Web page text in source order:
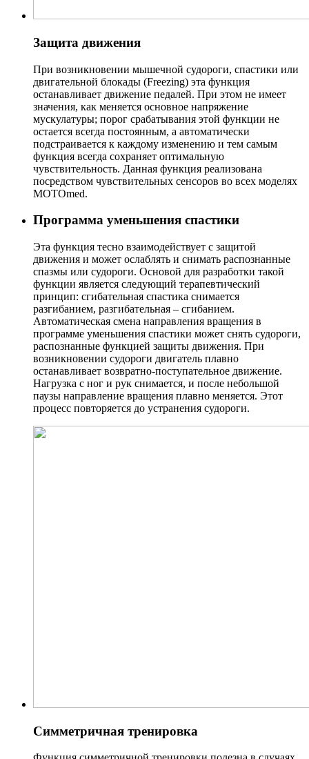
Защита движения
При возникновении мышечной судороги, спастики или
двигательной блокады (Freezing) эта функция
останавливает движение педалей. При этом не имеет
значения, как меняется основное напряжение
мускулатуры; порог срабатывания этой функции не
остается всегда постоянным, а автоматически
подстраивается к каждому изменению и тем самым
функция всегда сохраняет оптимальную
чувствительность. Данная функция реализована
посредством чувствительных сенсоров во всех моделях
MOTOmed.
Программа уменьшения спастики
Эта функция тесно взаимодействует с защитой
движения и может ослаблять и снимать распознанные
спазмы или судороги. Основой для разработки такой
функции является следующий терапевтический
принцип: сгибательная спастика снимается
разгибанием, разгибательная – сгибанием.
Автоматическая смена направления вращения в
программе уменьшения спастики может снять судороги,
распознанные функцией защиты движения. При
возникновении судороги двигатель плавно
останавливает возвратно-поступательное движение.
Нагрузка с ног и рук снимается, и после небольшой
паузы направление вращения плавно меняется. Этот
процесс повторяется до устранения судороги.
Симметричная тренировка